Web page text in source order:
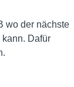
wo der nächste
Dafür